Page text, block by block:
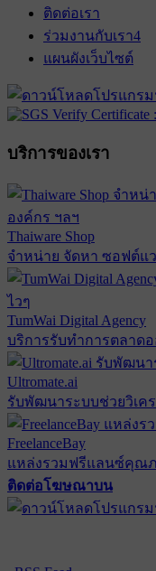
ติดต่อเรา
ร่วมงานกับเรา4
แผนผังเว็บไซต์
บริการของเรา
Thaiware Shop
จำหน่าย จัดหา ซอฟต์แ
TumWai Digital Agency
บริการรับทำการตลาด
Ultromate.ai
รับพัฒนาระบบช่วยวิเค
FreelanceBay
แหล่งรวมฟรีแลนซ์คุณ
ติดต่อโฆษณาบน